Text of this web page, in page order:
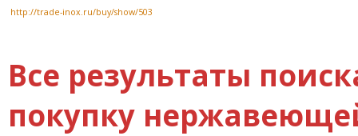
http://trade-inox.ru/buy/show/503
Все результаты
покупку